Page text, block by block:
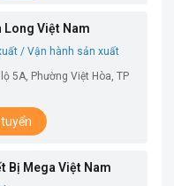
Long Việt Nam
/ Vận hành sản xuất
5A, Phường Việt Hòa, TP
Bị Mega Việt Nam